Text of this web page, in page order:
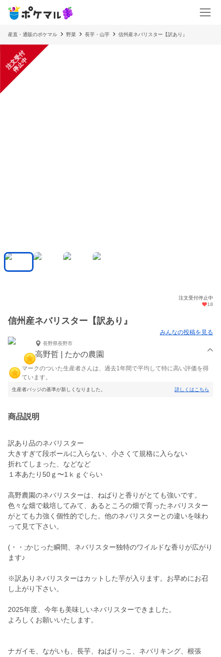
産直・通販のポケマル 野菜 長芋・山芋 信州産ネバリスター【訳あり』
注
文
受
付
停
止
中
注文受付停止中
18
信州産ネバリスター【訳あり』
みんなの投稿を見る
長野県長野市
高野哲 | たかの農園
マークのついた生産者さんは、過去1年間で平均して特に高い評価を得
ています。
生産者バッジの基準が新しくなりました。 詳しくはこちら
商品説明
訳あり品のネバリスター
大きすぎて段ボールに入らない、小さくて規格に入らない
折れてしまった、などなど
１本あたり50ｇ〜1ｋｇぐらい
高野農園のネバリスターは、ねばりと香りがとても強いです。
色々な畑で栽培してみて、あるところの畑で育ったネバリスター
がとても力強く個性的でした。他のネバリスターとの違いを味わ
って見て下さい。
(・・;かじった瞬間、ネバリスター独特のワイルドな香りが広がり
ます♪
※訳ありネバリスターはカットした芋が入ります。お早めにお召
し上がり下さい。
2025年度、今年も美味しいネバリスターできました。
よろしくお願いいたします。
ナガイモ、ながいも、長芋、ねばりっこ、ネバリキング、根張